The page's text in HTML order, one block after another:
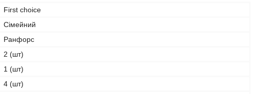
First choice
Сімейний
Ранфорс
2 (шт)
1 (шт)
4 (шт)